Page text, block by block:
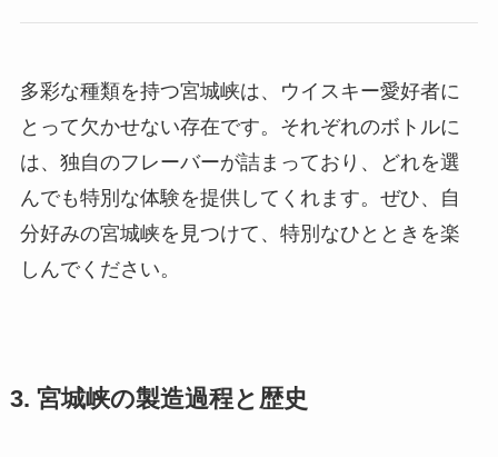
多彩な種類を持つ宮城峡は、ウイスキー愛好者に
とって欠かせない存在です。それぞれのボトルに
は、独自のフレーバーが詰まっており、どれを選
んでも特別な体験を提供してくれます。ぜひ、自
分好みの宮城峡を見つけて、特別なひとときを楽
しんでください。
3. 宮城峡の製造過程と歴史